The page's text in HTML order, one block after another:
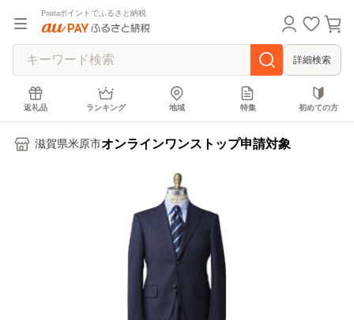
Pontaポイントでふるさと納税
詳細検索
返礼品 ランキング 地域 特集 初めての方
滋賀県米原市オンラインワンストップ申請対象